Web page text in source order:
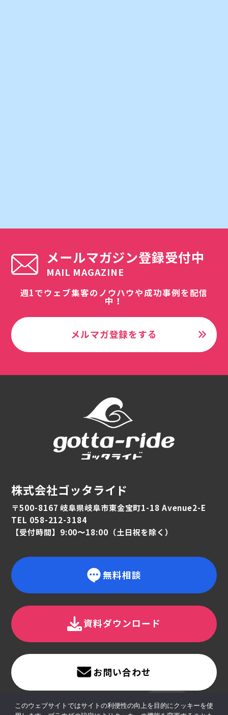
メールマガジン登録受付中
MAIL MAGAZINE
週1でウェブ集客のノウハウや成功事例を配信
中！
メルマガ登録をする
株式会社ゴッタライド
〒500-8167 岐阜県岐阜市東金宝町1-18 Avenue2-E
TEL 058-212-3184
【受付時間】9:00〜18:00（土日祝を除く）
無料相談
資料ダウンロード
お問い合わせ
このウェブサイトではサイトの利便性の向上を目的にクッキーを使